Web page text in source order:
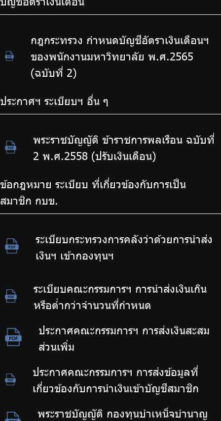
กฎกระทรวง กำหนดบัญชีอัตราเงินเดือนฯ
ของพนักงานมหาวิทยาลัย พ.ศ.2565
(ฉบับที่ 2)
ประกาศฯ ระเบียบฯ อื่น ๆ
พระราชบัญญัติ ข้าราชการพลเรือน ฉบับที่
2 พ.ศ.2558 (ปรับเงินเดือน)
ข้อกฎหมาย ระเบียบ ที่เกี่ยวข้องกับการเป็น
สมาชิก กบข.
ระเบียบกระทรวงการคลังว่าด้วยการนำส่ง
เงินฯ เข้ากองทุนฯ
ระเบียบคณะกรรมการฯ การนำส่งเงินเกิน
หรือต่ำกว่าจำนวนที่กำหนด
ประกาศคณะกรรมการฯ การส่งเงินสะสม
ส่วนเพิ่ม
ประกาศคณะกรรมการฯ การส่งข้อมูลที่
เกี่ยวข้องกับการนำเงินเข้าบัญชีสมาชิก
พระราชบัญญัติ กองทุนบำเหน็จบำนาญ